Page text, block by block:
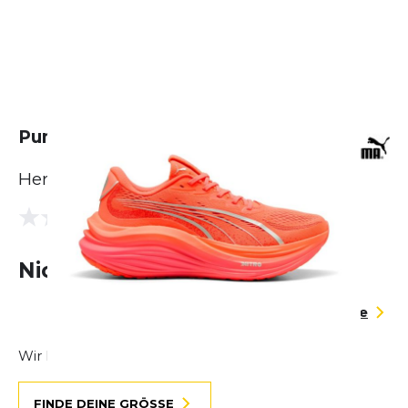
Puma Magmax Nitro
Herren
0.0 (0 Bewertungen)
Nicht lieferbar
Größentabelle
Wir können dir helfen, deine Größe zu finden.
FINDE DEINE GRÖSSE